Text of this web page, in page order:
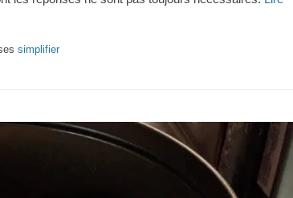
simplifier